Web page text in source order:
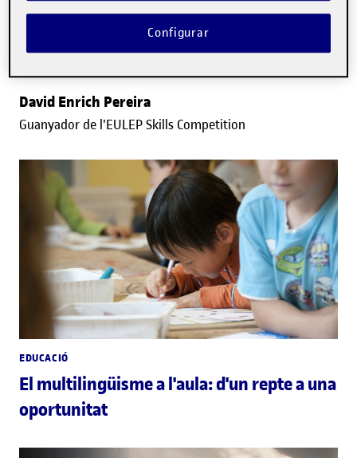
"La formació en IA ens permet passar
del concepte a solucions reals a
David Enrich Pereira
Guanyador de l'EULEP Skills Competition
EDUCACIÓ
El multilingüisme a l'aula: d'un repte a una
oportunitat
Configurar